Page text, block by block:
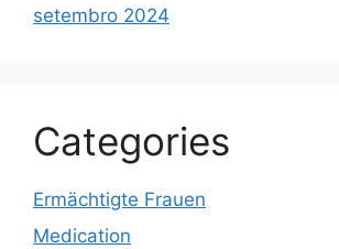
setembro 2024
Categories
Ermächtigte Frauen
Medication